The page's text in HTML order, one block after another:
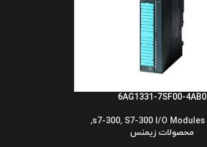
6AG1331-7SF00-4AB0
, S7-300 I/O Modules
,
محصولات زیمنس